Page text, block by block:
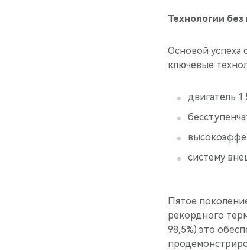
Технологии
Основой успеха
ключевые
двигатель
систему
Пятое
рекордного
98,5%) это